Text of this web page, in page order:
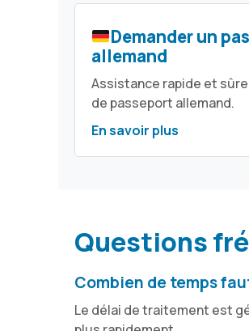
Demander un
allemand
Assistance rapide et
de passeport allemand.
En savoir plus
Questions
Combien de temps
Le délai de traitement est